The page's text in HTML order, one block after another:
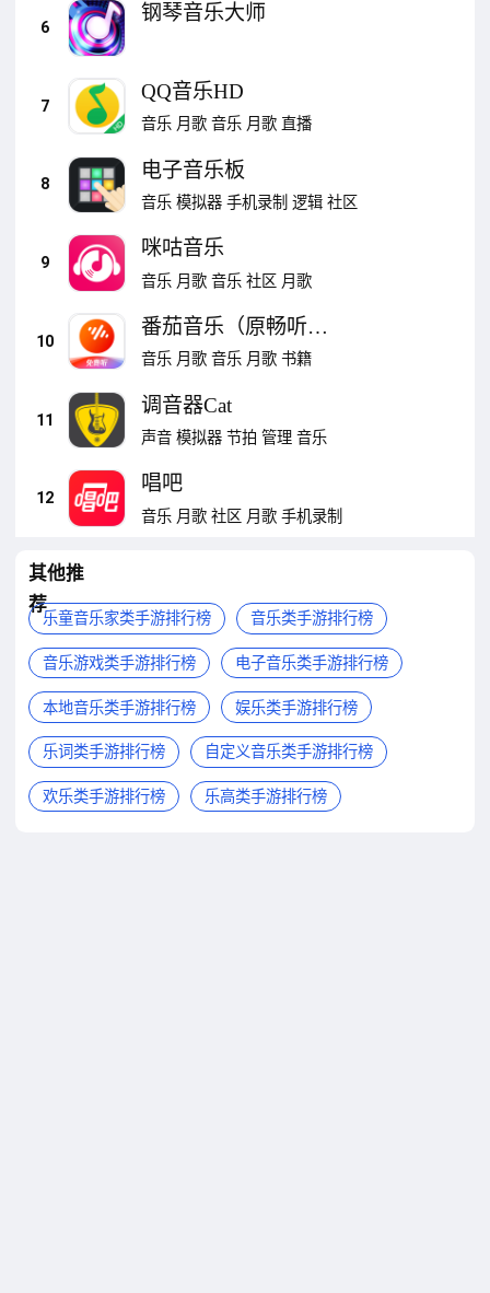
6
钢琴音乐大师
7
QQ音乐HD
音乐 月歌 音乐 月歌 直播
8
电子音乐板
音乐 模拟器 手机录制 逻辑 社区
9
咪咕音乐
音乐 月歌 音乐 社区 月歌
10
番茄音乐（原畅听音
乐）
音乐 月歌 音乐 月歌 书籍
11
调音器Cat
声音 模拟器 节拍 管理 音乐
12
唱吧
音乐 月歌 社区 月歌 手机录制
其他推
荐
乐童音乐家类手游排行榜 音乐类手游排行榜
音乐游戏类手游排行榜 电子音乐类手游排行榜
本地音乐类手游排行榜 娱乐类手游排行榜
乐词类手游排行榜 自定义音乐类手游排行榜
欢乐类手游排行榜 乐高类手游排行榜